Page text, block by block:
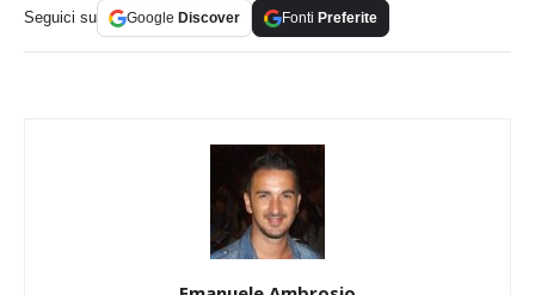
Seguici su Google Discover Fonti Preferite